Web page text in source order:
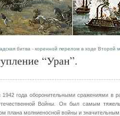
битва - коренной перелом в ходе Второй
“Уран”.
года оборонительными сражениями в
Войны. Он был самым
плана молниеносной войны и